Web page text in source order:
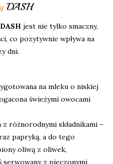
DASH
jest nie tylko smaczny,
co pozytywnie wpływa na
dni.
na mleku o niskiej
świeżymi owocami
z różnorodnymi składnikami –
papryką, a do tego
oliwą z oliwek,
serwowany z pieczonymi